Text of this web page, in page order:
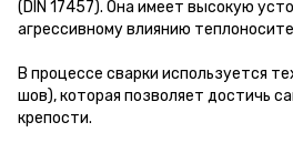
(DIN 17457). Она имеет высокую
агрессивному влиянию
В процессе сварки используется
шов), которая позволяет достичь
крепости.